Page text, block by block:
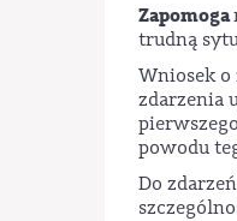
Zapomoga
trudną
Wniosek o
zdarzenia
powodu
Do